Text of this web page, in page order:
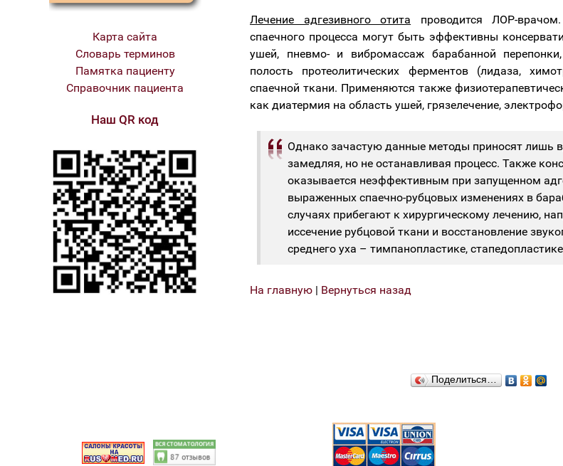
Карта сайта
Словарь терминов
Памятка пациенту
Справочник пациента
Наш QR код
Лечение адгезивного отита проводится ЛОР-
спаечного процесса могут быть эффективны
ушей, пневмо- и вибромассаж барабанной
полость протеолитических ферментов (лидаза,
спаечной ткани. Применяются также
как диатермия на область ушей, грязелечение,
Однако зачастую данные методы приносят лишь
замедляя, но не останавливая процесс. Также
оказывается неэффективным при запущенном
выраженных спаечно-рубцовых изменениях в
случаях прибегают к хирургическому лечению,
иссечение рубцовой ткани и восстановление
среднего уха – тимпанопластике,
На главную | Вернуться назад
Поделиться…